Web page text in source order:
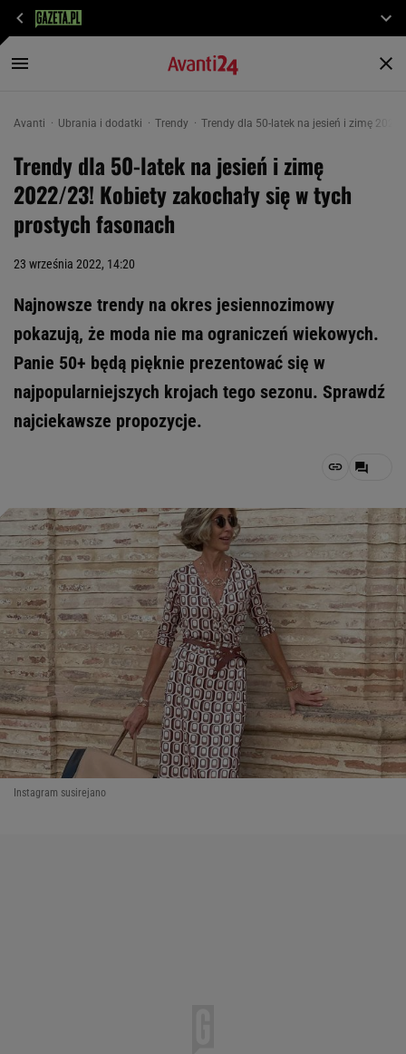
Avanti Ubrania i dodatki Trendy Trendy dla 50-latek na jesień i zimę
Trendy dla 50-latek na jesień i zimę
2022/23! Kobiety zakochały się w tych
prostych fasonach
23 września 2022, 14:20
Najnowsze trendy na okres jesiennozimowy
pokazują, że moda nie ma ograniczeń wiekowych.
Panie 50+ będą pięknie prezentować się w
najpopularniejszych krojach tego sezonu. Sprawdź
najciekawsze propozycje.
Instagram susirejano